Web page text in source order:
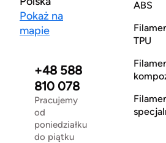
Pokaż na
mapie
+48 588
810 078
Pracujemy
od
poniedziałku
do piątku
ABS
TPU